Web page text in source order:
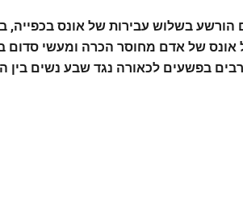
הורשע בשלוש עבירות של אונס בכפייה,
של אדם מחוסר הכרה ומעשי סדום
בפשעים לכאורה נגד שבע נשים בין השנים 2007